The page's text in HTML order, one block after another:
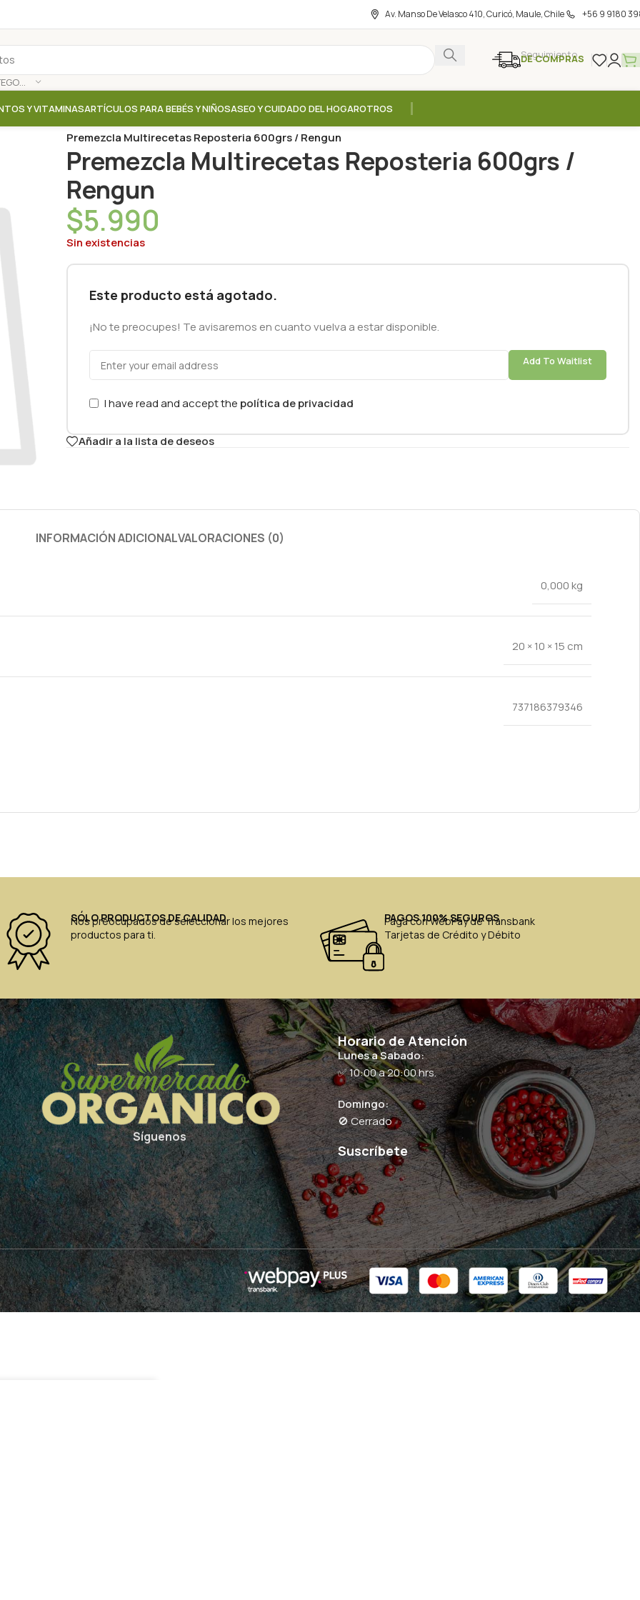
Av. Manso De Velasco 410, Curicó, Maule, Chile +56 9 9180
SELECCIONAR CATEGORÍA
Seguimiento
DE COMPRAS
Y VITAMINASARTÍCULOS PARA BEBÉS Y NIÑOSASEO Y CUIDADO DEL HOGAROTROS
Premezcla Multirecetas Reposteria 600grs / Rengun
Premezcla Multirecetas Reposteria 600grs /
Rengun
$5.990
Sin existencias
Este producto está agotado.
¡No te preocupes! Te avisaremos en cuanto vuelva a estar disponible.
Add To Waitlist
I have read and accept the política de privacidad
Añadir a la lista de deseos
INFORMACIÓN ADICIONALVALORACIONES (0)
0,000 kg
20 × 10 × 15 cm
737186379346
SÓLO PRODUCTOS DE CALIDAD
Nos preocupados de seleccionar los mejores
productos para ti.
PAGOS 100% SEGUROS
Paga con WebPay de Transbank
Tarjetas de Crédito y Débito
Síguenos
Horario de Atención
Lunes a Sabado:
✅ 10:00 a 20:00 hrs.
Domingo:
🚫 Cerrado
Suscríbete